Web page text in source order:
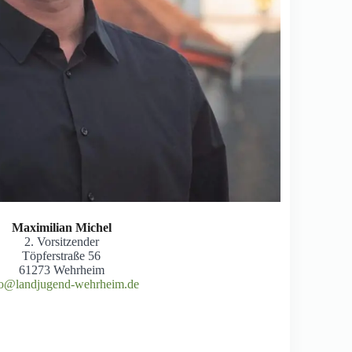
Maximilian Michel
2. Vorsitzender
Töpferstraße 56
61273 Wehrheim
wehrheim.de